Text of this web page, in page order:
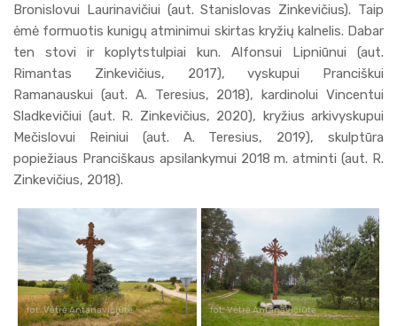
Bronislovui Laurinavičiui (aut. Stanislovas Zinkevičius). Taip
ėmė formuotis kunigų atminimui skirtas kryžių kalnelis. Dabar
ten stovi ir koplytstulpiai kun. Alfonsui Lipniūnui (aut.
Rimantas Zinkevičius, 2017), vyskupui Pranciškui
Ramanauskui (aut. A. Teresius, 2018), kardinolui Vincentui
Sladkevičiui (aut. R. Zinkevičius, 2020), kryžius arkivyskupui
Mečislovui Reiniui (aut. A. Teresius, 2019), skulptūra
popiežiaus Pranciškaus apsilankymui 2018 m. atminti (aut. R.
Zinkevičius, 2018).
fot. Vėtrė Antanavičiūtė fot. Vėtrė Antanavičiūtė